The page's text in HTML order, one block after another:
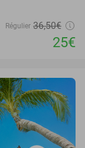
Régulier 36,50€
25€